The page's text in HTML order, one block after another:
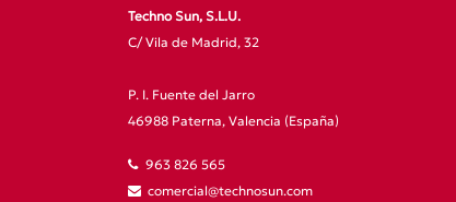
Techno Sun, S.L.U.
C/ Vila de Madrid, 32
P. I. Fuente del Jarro
46988 Paterna, Valencia (España)
963 826 565
comercial@technosun.com